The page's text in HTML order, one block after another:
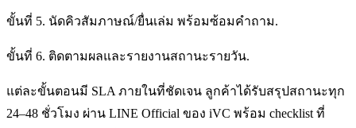
ขั้นที่ 5. นัดคิวสัมภาษณ์/ยื่นเล่ม พร้อมซ้อมคำถาม.
ขั้นที่ 6. ติดตามผลและรายงานสถานะรายวัน.
แต่ละขั้นตอนมี SLA ภายในที่ชัดเจน ลูกค้าได้รับสรุปสถานะทุก
24–48 ชั่วโมง ผ่าน LINE Official ของ iVC พร้อม checklist ที่